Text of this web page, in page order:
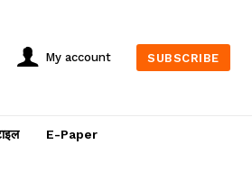
My account SUBSCRIBE
E-Paper